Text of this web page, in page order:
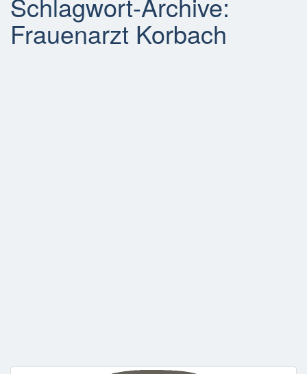
Frauenarzt Korbach